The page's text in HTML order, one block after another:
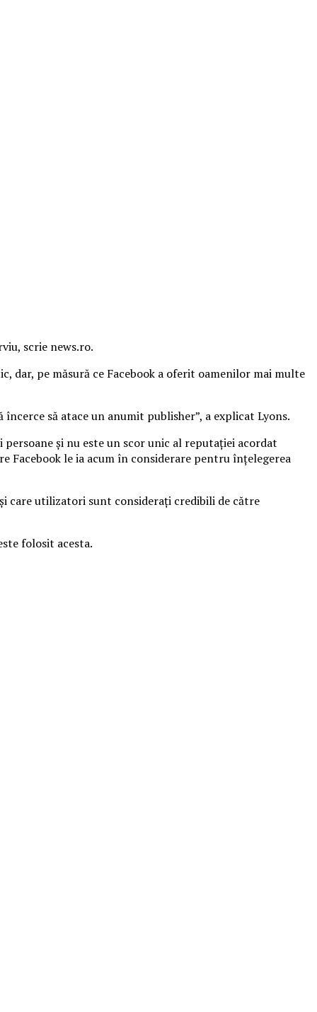
scrie news.ro.
pe măsură ce Facebook a oferit oamenilor mai multe
să atace un anumit publisher”, a explicat Lyons.
şi nu este un scor unic al reputaţiei acordat
Facebook le ia acum în considerare pentru înţelegerea
care utilizatori sunt consideraţi credibili de către
folosit acesta.